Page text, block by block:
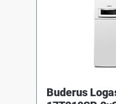
Buderus